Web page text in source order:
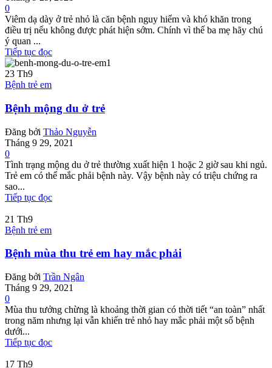
0
Viêm dạ dày ở trẻ nhỏ là căn bệnh nguy hiểm và khó khăn trong
điều trị nếu không được phát hiện sớm. Chính vì thế ba mẹ hãy chú
ý quan ...
Tiếp tục đọc
23 Th9
Bệnh trẻ em
Bệnh mộng du ở trẻ
Đăng bởi Thảo Nguyễn
Tháng 9 29, 2021
0
Tình trạng mộng du ở trẻ thường xuất hiện 1 hoặc 2 giờ sau khi ngủ.
Trẻ em có thể mắc phải bệnh này. Vậy bệnh này có triệu chứng ra
sao...
Tiếp tục đọc
21 Th9
Bệnh trẻ em
Bệnh mùa thu trẻ em hay mắc phải
Đăng bởi Trần Ngân
Tháng 9 29, 2021
0
Mùa thu tưởng chừng là khoảng thời gian có thời tiết “an toàn” nhất
trong năm nhưng lại vẫn khiến trẻ nhỏ hay mắc phải một số bệnh
dưới...
Tiếp tục đọc
17 Th9